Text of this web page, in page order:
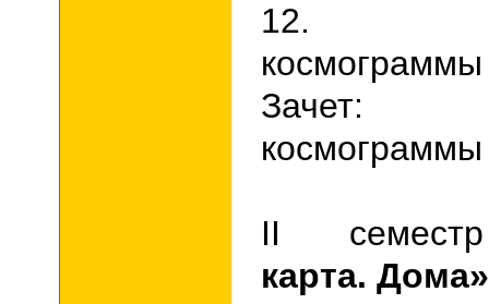
12.
Зачет:
космограммы
II
карта. Дома»